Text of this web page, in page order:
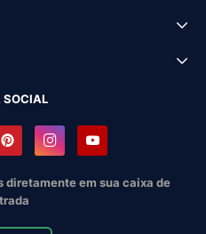
SOCIAL
diretamente em sua caixa de